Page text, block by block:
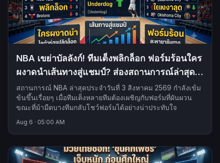
NBA เขย่าบัลลังก์! ทีมเต็งพลิกล็อก ฟอร์มร้อนใคร
ผงาดนำเส้นทางสู่แชมป์? ส่องสถานการณ์ล่าสุด 3
ส.ค. 2569
สถานการณ์ NBA ล่าสุดประจำวันที่ 3 สิงหาคม 2569 กำลังเข้ม
ข้นขึ้นเรื่อยๆ เมื่อทีมเต็งหลายทีมต้องเผชิญกับฟอร์มที่ผันผวน
ขณะที่ม้ามืดบางทีมกลับโชว์ฟอร์มได้อย่างน่าประทับใจ
Aug 6 · 05:00 AM